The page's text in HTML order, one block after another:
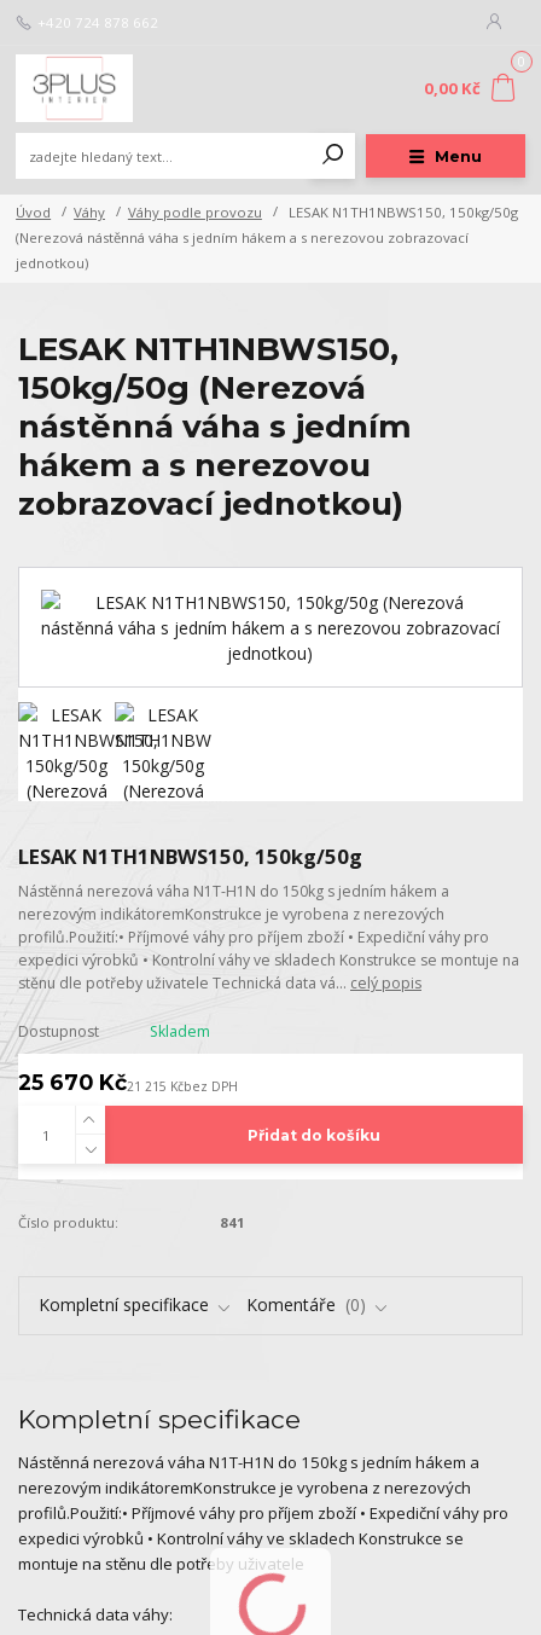
Menu
+420 724 878 662
0
0,00 Kč
Úvod Váhy Váhy podle provozu
LESAK N1TH1NBWS150, 150kg/50g
(Nerezová nástěnná váha s jedním hákem a s nerezovou zobrazovací
jednotkou)
LESAK N1TH1NBWS150,
150kg/50g (Nerezová
nástěnná váha s jedním
hákem a s nerezovou
zobrazovací jednotkou)
LESAK N1TH1NBWS150, 150kg/50g
Nástěnná nerezová váha N1T-H1N do 150kg s jedním hákem a
nerezovým indikátoremKonstrukce je vyrobena z nerezových
profilů.Použití:• Příjmové váhy pro příjem zboží • Expediční váhy pro
expedici výrobků • Kontrolní váhy ve skladech Konstrukce se montuje na
stěnu dle potřeby uživatele Technická data vá... celý popis
Dostupnost Skladem
25 670 Kč21 215 Kčbez DPH
Přidat do košíku
Číslo produktu: 841
Kompletní specifikace Komentáře 0
Kompletní specifikace
Nástěnná nerezová váha N1T-H1N do 150kg s jedním hákem a
nerezovým indikátoremKonstrukce je vyrobena z nerezových
profilů.Použití:• Příjmové váhy pro příjem zboží • Expediční váhy pro
expedici výrobků • Kontrolní váhy ve skladech Konstrukce se
montuje na stěnu dle potřeby uživatele
Technická data váhy: